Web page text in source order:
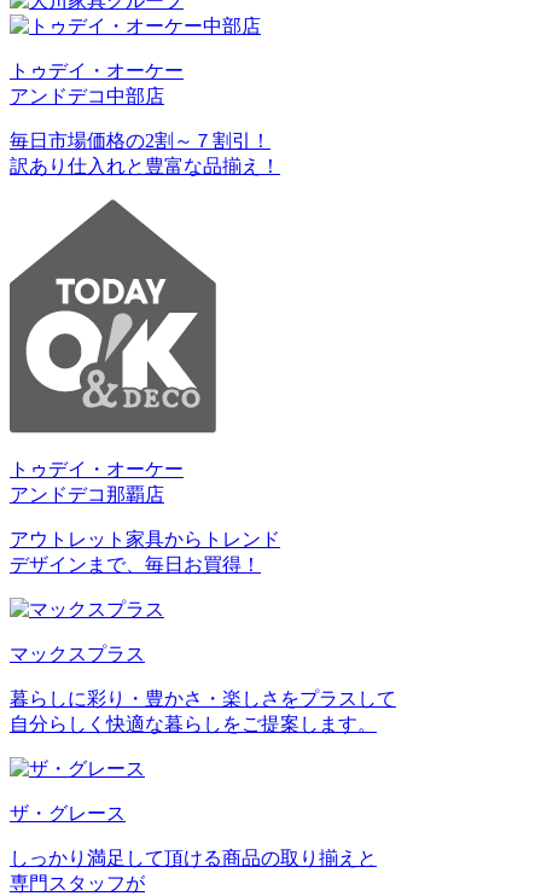
トゥデイ・オーケー
アンドデコ中部店
毎日市場価格の2割～７割引！
訳あり仕入れと豊富な品揃え！
トゥデイ・オーケー
アンドデコ那覇店
アウトレット家具からトレンド
デザインまで、毎日お買得！
マックスプラス
暮らしに彩り・豊かさ・楽しさをプラスして
自分らしく快適な暮らしをご提案します。
ザ・グレース
しっかり満足して頂ける商品の取り揃えと
専門スタッフが